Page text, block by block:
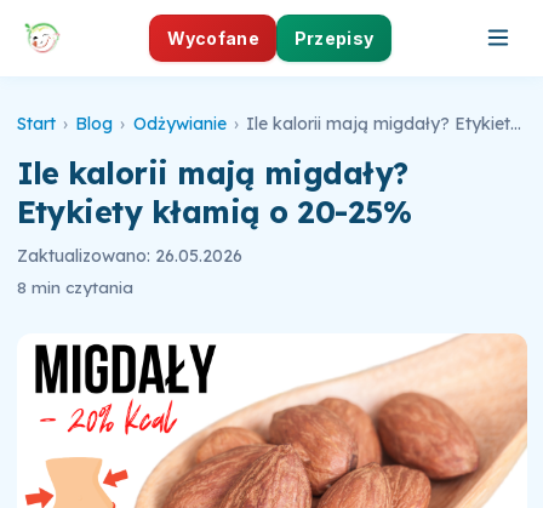
Wycofane Przepisy
Start › Blog › Odżywianie › Ile kalorii mają migdały? Etykiety kłamią o 20-25%
Ile kalorii mają migdały?
Etykiety kłamią o 20-25%
Zaktualizowano: 26.05.2026
8 min czytania